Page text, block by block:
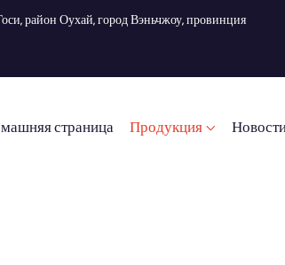
район Оухай, город Вэньчжоу, провинция
страница Продукция